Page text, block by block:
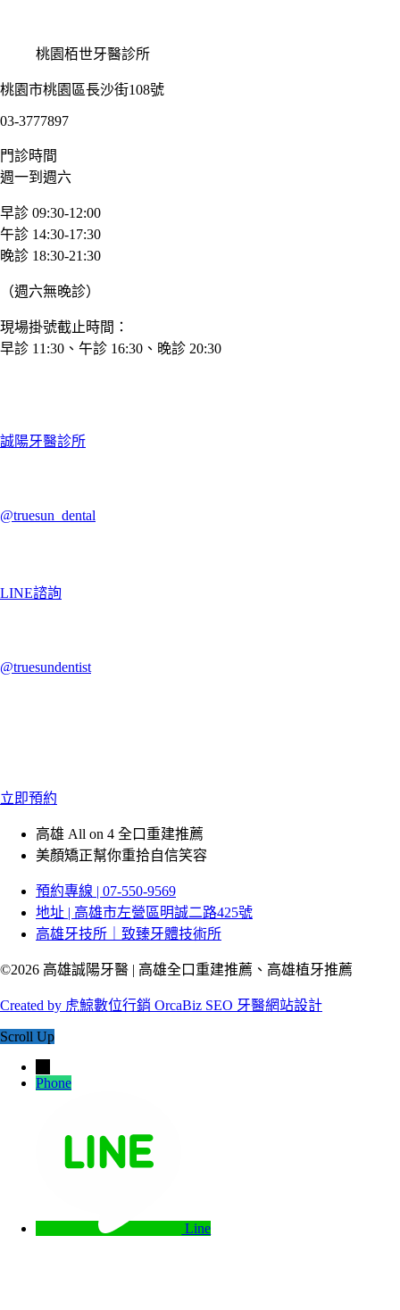
桃園栢世牙醫診所
桃園市桃園區長沙街108號
03-3777897
門診時間
週一到週六
早診 09:30-12:00
午診 14:30-17:30
晚診 18:30-21:30
（週六無晚診）
現場掛號截止時間：
早診 11:30、午診 16:30、晚診 20:30
誠陽牙醫診所
@truesun_dental
LINE諮詢
@truesundentist
立即預約
高雄 All on 4 全口重建推薦
美顏矯正幫你重拾自信笑容
預約專線 | 07-550-9569
地址 | 高雄市左營區明誠二路425號
高雄牙技所｜致臻牙體技術所
©2026 高雄誠陽牙醫 | 高雄全口重建推薦、高雄植牙推薦
Created by 虎鯨數位行銷 OrcaBiz SEO 牙醫網站設計
Scroll Up
Phone
Line